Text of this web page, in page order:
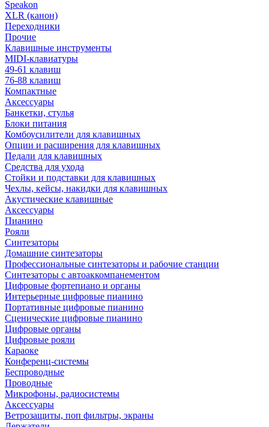
Speakon
XLR (канон)
Переходники
Прочие
Клавишные инструменты
MIDI-клавиатуры
49-61 клавиш
76-88 клавиш
Компактные
Аксессуары
Банкетки, стулья
Блоки питания
Комбоусилители для клавишных
Опции и расширения для клавишных
Педали для клавишных
Средства для ухода
Стойки и подставки для клавишных
Чехлы, кейсы, накидки для клавишных
Акустические клавишные
Аксессуары
Пианино
Рояли
Синтезаторы
Домашние синтезаторы
Профессиональные синтезаторы и рабочие станции
Синтезаторы с автоаккомпанементом
Цифровые фортепиано и органы
Интерьерные цифровые пианино
Портативные цифровые пианино
Сценические цифровые пианино
Цифровые органы
Цифровые рояли
Караоке
Конференц-системы
Беспроводные
Проводные
Микрофоны, радиосистемы
Аксессуары
Ветрозащиты, поп фильтры, экраны